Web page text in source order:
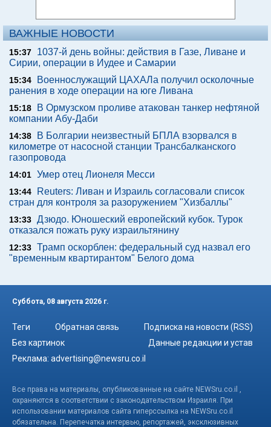
ВАЖНЫЕ НОВОСТИ
15:37
1037-й день войны: действия в Газе, Ливане и
Сирии, операции в Иудее и Самарии
15:34
Военнослужащий ЦАХАЛа получил осколочные
ранения в ходе операции на юге Ливана
15:18
В Ормузском проливе атакован танкер нефтяной
компании Абу-Даби
14:38
В Болгарии неизвестный БПЛА взорвался в
километре от насосной станции Трансбалканского
газопровода
14:01 Умер отец Лионеля Месси
13:44
Reuters: Ливан и Израиль согласовали список
стран для контроля за разоружением "Хизбаллы"
13:33 Дзюдо. Юношеский европейский кубок. Турок
отказался пожать руку израильтянину
12:33 Трамп оскорблен: федеральный суд назвал его
"временным квартирантом" Белого дома
Суббота, 08 августа 2026 г.
Теги Обратная связь
Подписка на новости (RSS)
Без картинок
Данные редакции и устав
Реклама: advertising@newsru.co.il
Все права на материалы, опубликованные на сайте NEWSru.co.il ,
охраняются в соответствии с законодательством Израиля. При
использовании материалов сайта гиперссылка на NEWSru.co.il
обязательна. Перепечатка интервью, репортажей, эксклюзивных